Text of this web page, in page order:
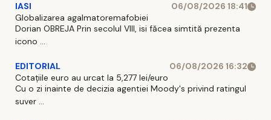
IASI
06/08/2026 18:41
Globalizarea agalmatoremafobiei
Dorian OBREJA Prin secolul VIII, isi făcea simtită prezenta
icono ...
EDITORIAL
06/08/2026 16:32
Cotațiile euro au urcat la 5,277 lei/euro
Cu o zi inainte de decizia agentiei Moody's privind ratingul
suver ...